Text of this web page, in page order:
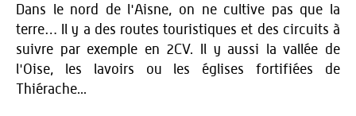
Dans le nord de l'Aisne, on ne cultive pas que la
terre… Il y a des routes touristiques et des circuits à
suivre par exemple en 2CV. Il y aussi la vallée de
l'Oise, les lavoirs ou les églises fortifiées de
Thiérache...